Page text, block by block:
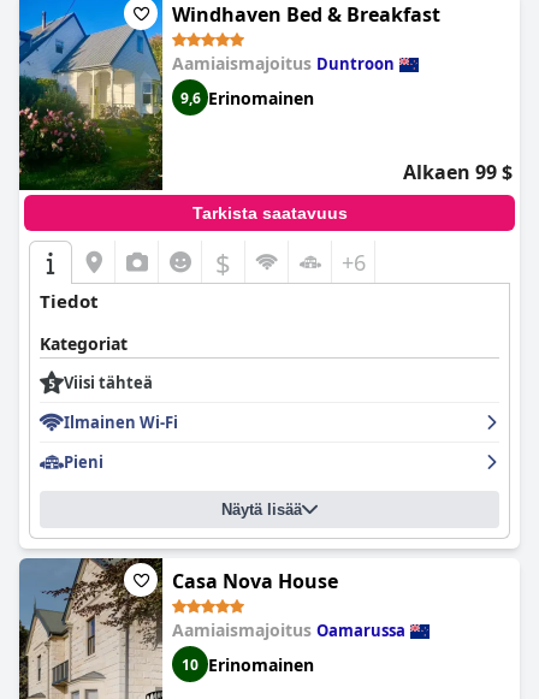
Windhaven Bed & Breakfast
Aamiaismajoitus Duntroon
9,6 Erinomainen
Alkaen 99 $
Tarkista saatavuus
$ +6
Tiedot
Kategoriat
Viisi tähteä
Ilmainen Wi-Fi
Pieni
Näytä lisää
Casa Nova House
Aamiaismajoitus Oamarussa
10 Erinomainen